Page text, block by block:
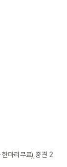
마리무료),중견 2